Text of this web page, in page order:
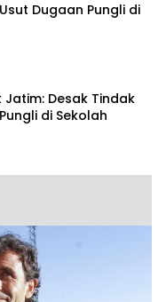
Dugaan Pungli di
Jatim: Desak Tindak
di Sekolah